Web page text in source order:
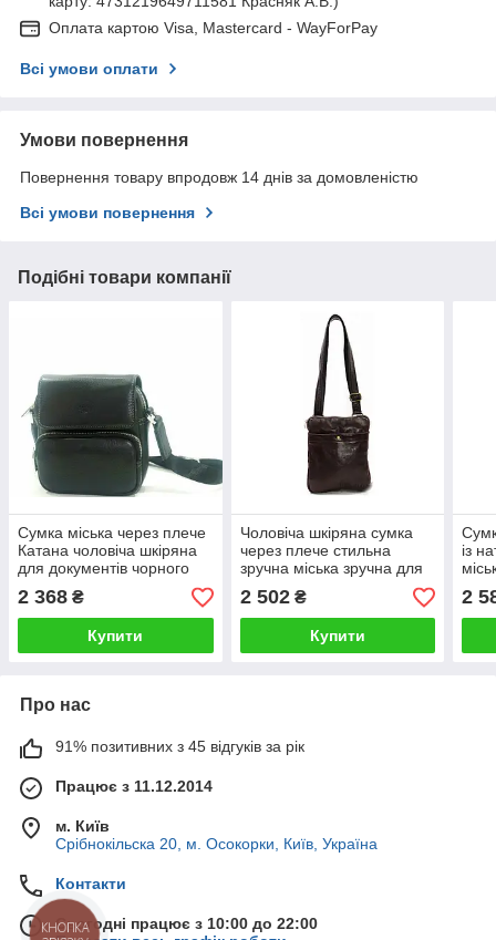
Оплата картою Visa, Mastercard - WayForPay
Всі умови оплати
Умови повернення
Повернення товару впродовж 14 днів за домовленістю
Всі умови повернення
Подібні товари компанії
Сумка міська через плече
Катана чоловіча шкіряна
для документів чорного
кольору
2 368 ₴
Купити
Чоловіча шкіряна сумка
через плече стильна
зручна міська зручна для
документів катана
2 502₴
Купити
із
2
Про нас
91% позитивних з 45 відгуків за рік
Працює з 11.12.2014
м. Київ
Срібнокільска 20, м. Осокорки, Київ, Україна
Контакти
Сьогодні працює з 10:00 до 22:00
КНОПКА